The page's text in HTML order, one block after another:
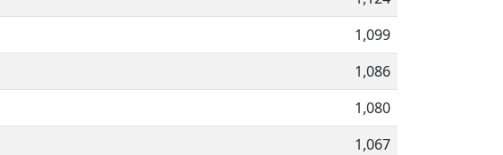
1,099
1,086
1,080
1,067